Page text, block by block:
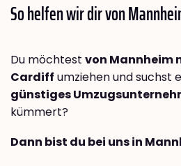
So helfen wir dir von
Du möchtest von Mannheim
Cardiff umziehen und suchst
günstiges
kümmert?
Dann bist du bei uns in